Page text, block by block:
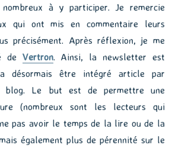
à y participer. Je remercie
qui ont mis en commentaire leurs
précisément. Après réflexion, je me
de Vertron. Ainsi, la newsletter est
désormais être intégré article par
Le but est de permettre une
(nombreux sont les lecteurs qui
pas avoir le temps de la lire ou de la
également plus de pérennité sur le